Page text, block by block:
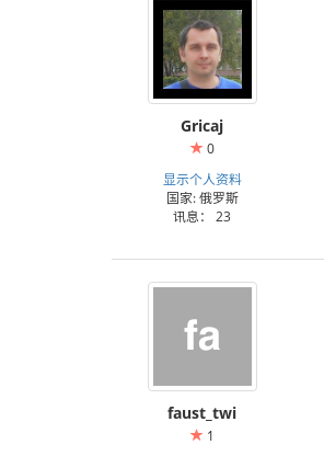
Gricaj
0
显示个人资料
国家: 俄罗斯
讯息： 23
faust_twi
1